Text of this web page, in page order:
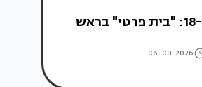
וילה בקומה ה-18: "בית פרטי" בראש
06-08-2026